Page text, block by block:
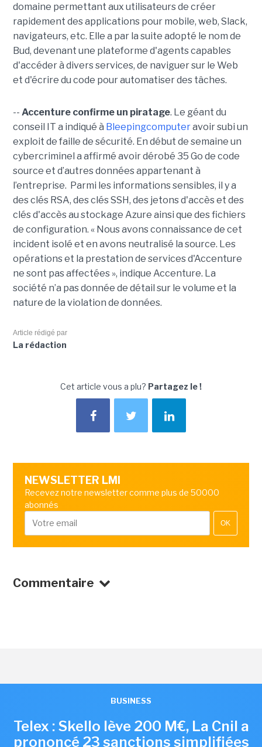
domaine permettant aux utilisateurs de créer
rapidement des applications pour mobile, web, Slack,
navigateurs, etc. Elle a par la suite adopté le nom de
Bud, devenant une plateforme d'agents capables
d'accéder à divers services, de naviguer sur le Web
et d'écrire du code pour automatiser des tâches.
-- Accenture confirme un piratage. Le géant du
conseil IT a indiqué à Bleepingcomputeravoir subi un
exploit de faille de sécurité. En début de semaine un
cybercriminel a affirmé avoir dérobé 35 Go de code
source et d’autres données appartenant à
l’entreprise. Parmi les informations sensibles, il y a
des clés RSA, des clés SSH, des jetons d'accès et des
clés d'accès au stockage Azure ainsi que des fichiers
de configuration. « Nous avons connaissance de cet
incident isolé et en avons neutralisé la source. Les
opérations et la prestation de services d'Accenture
ne sont pas affectées », indique Accenture. La
société n’a pas donnée de détail sur le volume et la
nature de la violation de données.
Article rédigé par
La rédaction
Cet article vous a plu? Partagez le !
NEWSLETTER LMI
Recevez notre newsletter comme plus de 50000
abonnés
OK
Commentaire
BUSINESS
Telex : Skello lève 200 M€, La Cnil a
prononcé 23 sanctions simplifiées